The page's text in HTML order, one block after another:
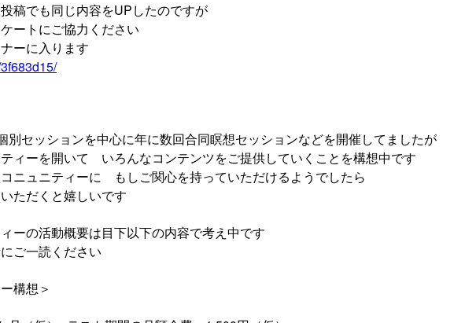
稿でも同じ内容をUPしたのですが
ートにご協力ください
ーに入ります
別セッションを中心に年に数回合同瞑想セッションなどを開催してましたが
ィーを開いて いろんなコンテンツをご提供していくことを構想中です
ニュニティーに もしご関心を持っていただけるようでしたら
ただくと嬉しいです
ーの活動概要は目下以下の内容で考え中です
ご一読ください
構想＞